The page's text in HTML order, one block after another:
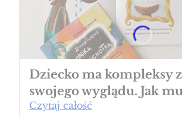
Dziecko ma kompleksy
swojego wyglądu. Jak
Czytaj całość